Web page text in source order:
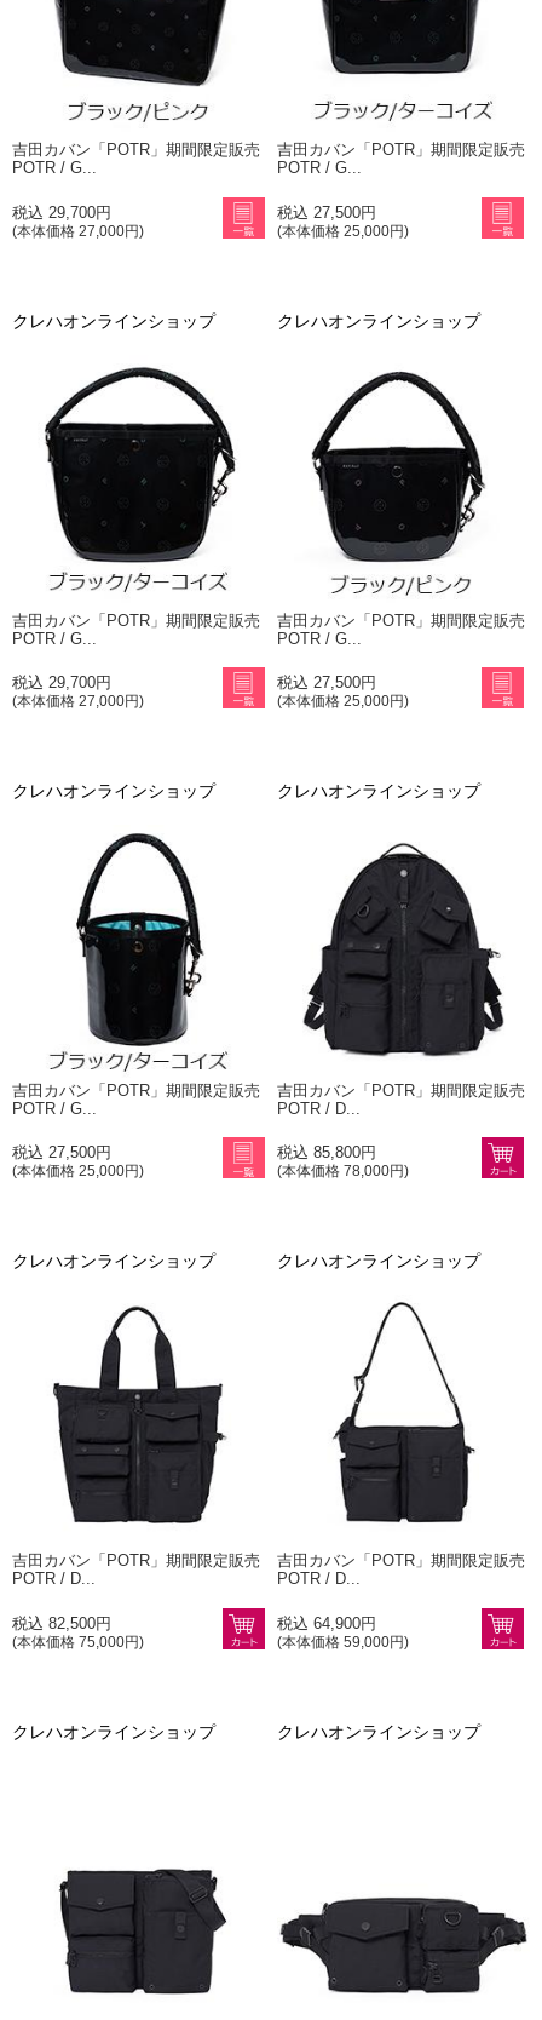
吉田カバン「POTR」期間限定販売
POTR / G...
税込 29,700円
(本体価格 27,000円)
吉田カバン「POTR」期間限定販売
POTR / G...
税込 27,500円
(本体価格 25,000円)
クレハオンラインショップ
吉田カバン「POTR」期間限定販売
POTR / G...
税込 29,700円
(本体価格 27,000円)
クレハオンラインショップ
吉田カバン「POTR」期間限定販売
POTR / G...
税込 27,500円
(本体価格 25,000円)
クレハオンラインショップ
吉田カバン「POTR」期間限定販売
POTR / G...
税込 27,500円
(本体価格 25,000円)
クレハオンラインショップ
吉田カバン「POTR」期間限定販売
POTR / D...
税込 85,800円
(本体価格 78,000円)
クレハオンラインショップ
吉田カバン「POTR」期間限定販売
POTR / D...
税込 82,500円
(本体価格 75,000円)
クレハオンラインショップ
吉田カバン「POTR」期間限定販売
POTR / D...
税込 64,900円
(本体価格 59,000円)
クレハオンラインショップ クレハオンラインショップ